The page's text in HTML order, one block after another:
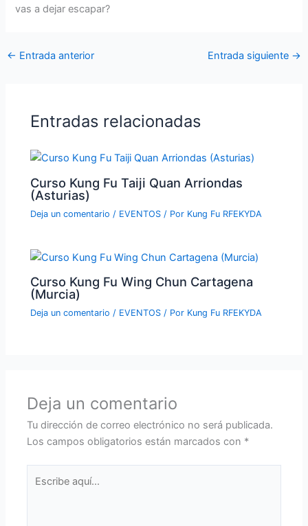
vas a dejar escapar?
← Entrada anterior Entrada siguiente →
Entradas relacionadas
Curso Kung Fu Taiji Quan Arriondas
(Asturias)
Deja un comentario / EVENTOS / Por Kung Fu RFEKYDA
Curso Kung Fu Wing Chun Cartagena
(Murcia)
Deja un comentario / EVENTOS / Por Kung Fu RFEKYDA
Deja un comentario
Tu dirección de correo electrónico no será publicada.
Los campos obligatorios están marcados con *
aquí...